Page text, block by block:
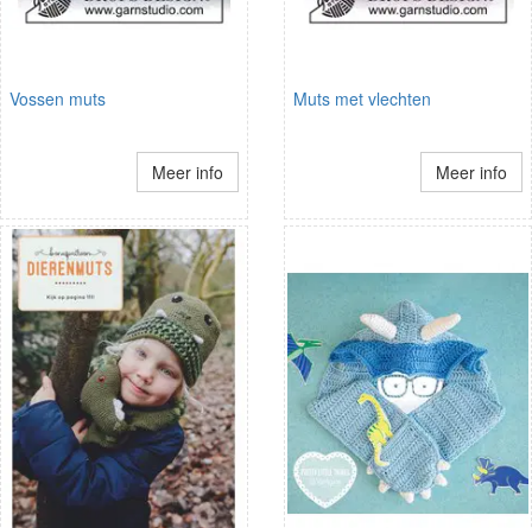
Vossen muts
Meer info
Muts met vlechten
Meer info